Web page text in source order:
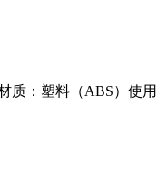
：塑料（ABS）使